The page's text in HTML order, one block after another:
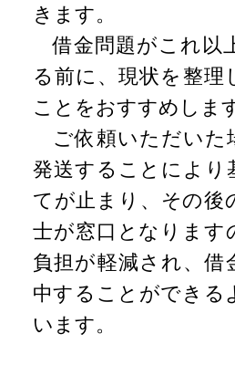
きます。
借金問題がこれ以
る前に、現状を整理
ことをおすすめしま
ご依頼いただいた
発送することにより
てが止まり、その後
士が窓口となります
負担が軽減され、借
中することができる
います。